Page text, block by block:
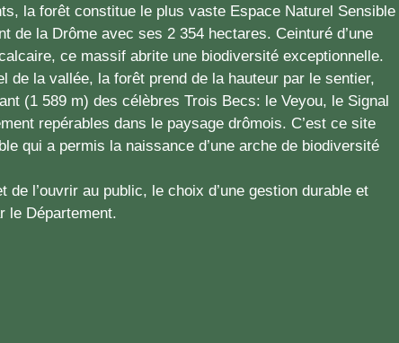
la forêt constitue le plus vaste Espace Naturel Sensible
de la Drôme avec ses 2 354 hectares. Ceinturé d’une
ce massif abrite une biodiversité exceptionnelle.
de la vallée, la forêt prend de la hauteur par le sentier,
(1 589 m) des célèbres Trois Becs: le Veyou, le Signal
repérables dans le paysage drômois. C’est ce site
qui a permis la naissance d’une arche de biodiversité
de l’ouvrir au public, le choix d’une gestion durable et
le Département.